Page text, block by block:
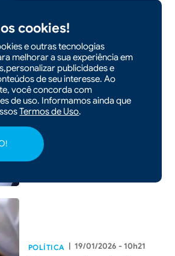
cookies!
e outras tecnologias
melhorar a sua experiência em
publicidades e
de seu interesse. Ao
você concorda com
de uso. Informamos ainda que
Termos de Uso.
POLÍTICA | 24/02/2026 - 10h15
Gilmar Mendes suspende
"penduricalhos" do Judiciário
estaduais
POLÍTICA | 19/01/2026 - 10h21